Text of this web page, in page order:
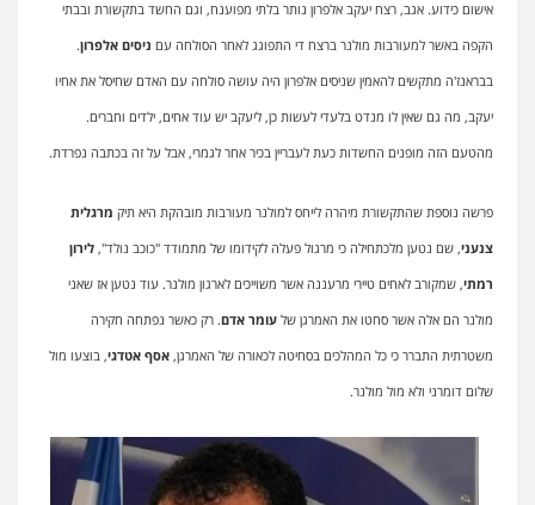
אישום כידוע. אגב, רצח יעקב אלפרון נותר בלתי מפוענח, וגם החשד בתקשורת ובבתי
הקפה באשר למעורבות מולנר ברצח די התפוגג לאחר הסולחה עם ניסים אלפרון.
בבראנז'ה מתקשים להאמין שניסים אלפרון היה עושה סולחה עם האדם שחיסל את אחיו
יעקב, מה גם שאין לו מנדט בלעדי לעשות כן, ליעקב יש עוד אחים, ילדים וחברים.
מהטעם הזה מופנים החשדות כעת לעבריין בכיר אחר לגמרי, אבל על זה בכתבה נפרדת.
פרשה נוספת שהתקשורת מיהרה לייחס למולנר מעורבות מובהקת היא תיק מרגלית
צנעני, שם נטען מלכתחילה כי מרגול פעלה לקידומו של מתמודד "כוכב נולד", לירון
רמתי, שמקורב לאחים טיירי מרעננה אשר משוייכים לארגון מולנר. עוד נטען אז שאני
מולנר הם אלה אשר סחטו את האמרגן של עומר אדם. רק כאשר נפתחה חקירה
משטרתית התברר כי כל המהלכים בסחיטה לכאורה של האמרגן, אסף אטדגי, בוצעו מול
שלום דומרני ולא מול מולנר.